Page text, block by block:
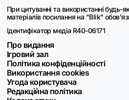
При цитуванні та використанні будь-
матеріалів посилання на "Blik"
Ідентифікатор медіа R40-06171
Про видання
Ігровий зал
Політика конфіденційності
Використання cookies
Угода користувача
Редакційна політика